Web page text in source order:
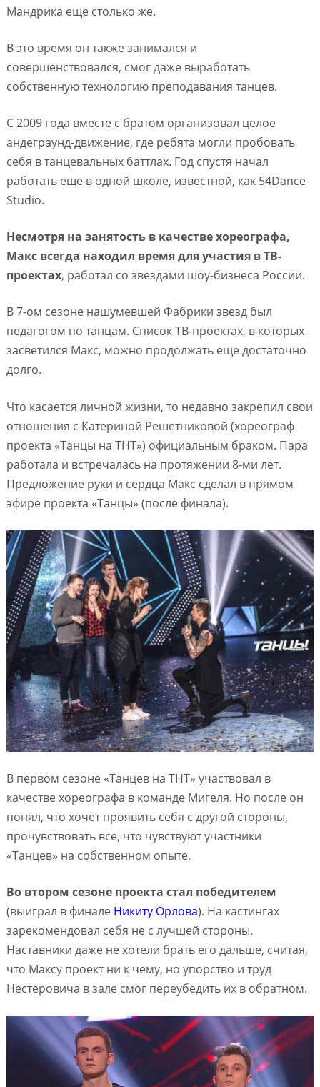
Мандрика еще столько же.
В это время он также занимался и
совершенствовался, смог даже выработать
собственную технологию преподавания танцев.
С 2009 года вместе с братом организовал целое
андеграунд-движение, где ребята могли пробовать
себя в танцевальных баттлах. Год спустя начал
работать еще в одной школе, известной, как 54Dance
Studio.
Несмотря на занятость в качестве хореографа,
Макс всегда находил время для участия в ТВ-
проектах, работал со звездами шоу-бизнеса России.
В 7-ом сезоне нашумевшей Фабрики звезд был
педагогом по танцам. Список ТВ-проектах, в которых
засветился Макс, можно продолжать еще достаточно
долго.
Что касается личной жизни, то недавно закрепил свои
отношения с Катериной Решетниковой (хореограф
проекта «Танцы на ТНТ») официальным браком. Пара
работала и встречалась на протяжении 8-ми лет.
Предложение руки и сердца Макс сделал в прямом
эфире проекта «Танцы» (после финала).
В первом сезоне «Танцев на ТНТ» участвовал в
качестве хореографа в команде Мигеля. Но после он
понял, что хочет проявить себя с другой стороны,
прочувствовать все, что чувствуют участники
«Танцев» на собственном опыте.
Во втором сезоне проекта стал победителем
(выиграл в финале Никиту Орлова). На кастингах
зарекомендовал себя не с лучшей стороны.
Наставники даже не хотели брать его дальше, считая,
что Максу проект ни к чему, но упорство и труд
Нестеровича в зале смог переубедить их в обратном.